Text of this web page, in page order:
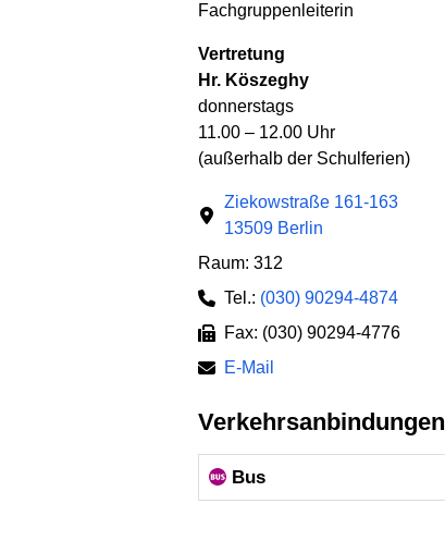
Fachgruppenleiterin
Vertretung
Hr. Köszeghy
donnerstags
11.00 – 12.00 Uhr
(außerhalb der Schulferien)
Ziekowstraße 161-163
13509 Berlin
Raum: 312
Tel.: (030) 90294-4874
Fax: (030) 90294-4776
E-Mail
Verkehrsanbindungen
Bus